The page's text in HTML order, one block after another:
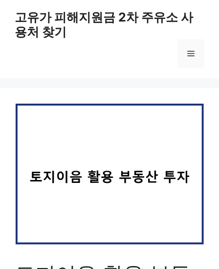
고유가 피해지원금 2차 주유소 사
용처 찾기
메